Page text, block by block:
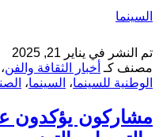
السينما
تم النشر في يناير 21, 2025
مصنف كـ أخبار الثقافة والفن،
الوطنية للسينما، السينما،
مشاركون يؤكدون